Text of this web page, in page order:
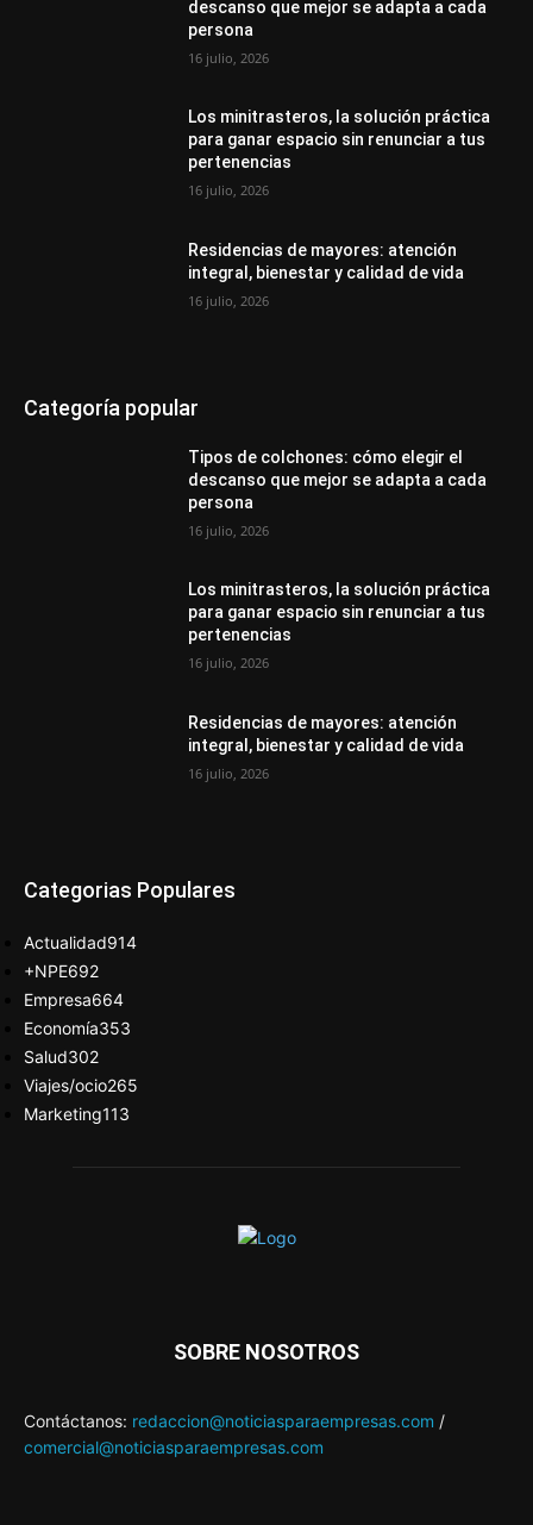
descanso que mejor se adapta a cada
persona
16 julio, 2026
Los minitrasteros, la solución práctica
para ganar espacio sin renunciar a tus
pertenencias
16 julio, 2026
Residencias de mayores: atención
integral, bienestar y calidad de vida
16 julio, 2026
Categoría popular
Tipos de colchones: cómo elegir el
descanso que mejor se adapta a cada
persona
16 julio, 2026
Los minitrasteros, la solución práctica
para ganar espacio sin renunciar a tus
pertenencias
16 julio, 2026
Residencias de mayores: atención
integral, bienestar y calidad de vida
16 julio, 2026
Categorias Populares
Actualidad914
+NPE692
Empresa664
Economía353
Salud302
Viajes/ocio265
Marketing113
SOBRE NOSOTROS
Contáctanos: redaccion@noticiasparaempresas.com /
comercial@noticiasparaempresas.com